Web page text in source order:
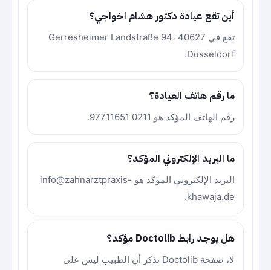
أين تقع عيادة دكتور هشام اخواجي؟
تقع في Gerresheimer Landstraße 94، 40627
Düsseldorf.
ما رقم هاتف العيادة؟
رقم الهاتف المؤكد هو 0211 97711651.
ما البريد الإلكتروني المؤكد؟
البريد الإلكتروني المؤكد هو info@zahnarztpraxis-
khawaja.de.
هل يوجد رابط Doctolib مؤكد؟
لا، صفحة Doctolib تذكر أن الطبيب ليس على